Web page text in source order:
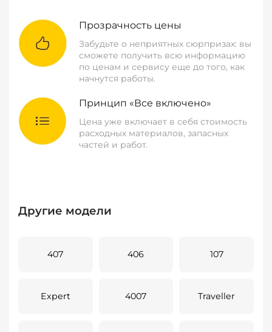
Прозрачность цены
Забудьте о неприятных сюрпризах: вы
сможете получить всю информацию
по ценам и сервису еще до того, как
начнутся работы.
Принцип «Все включено»
Цена уже включает в себя стоимость
расходных материалов, запасных
частей и работ.
Другие модели
407 406 107
Expert 4007 Traveller